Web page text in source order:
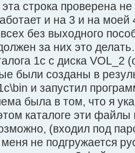
строка проверена
и на 3 и на
без выходного
за них это
1с с диска
были созданы в
и запустил
была в том, что я
каталоге эти
(входил под
не подгружается